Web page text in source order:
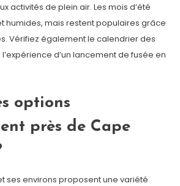
activités de plein air. Les mois d’été
humides, mais restent populaires grâce
Vérifiez également le calendrier des
d’un lancement de fusée en
options
près de Cape
ses environs proposent une variété